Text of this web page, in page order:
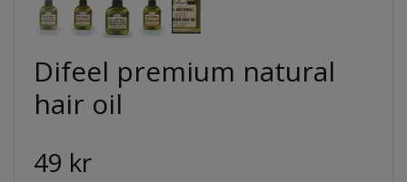
Difeel premium natural
hair oil
49 kr